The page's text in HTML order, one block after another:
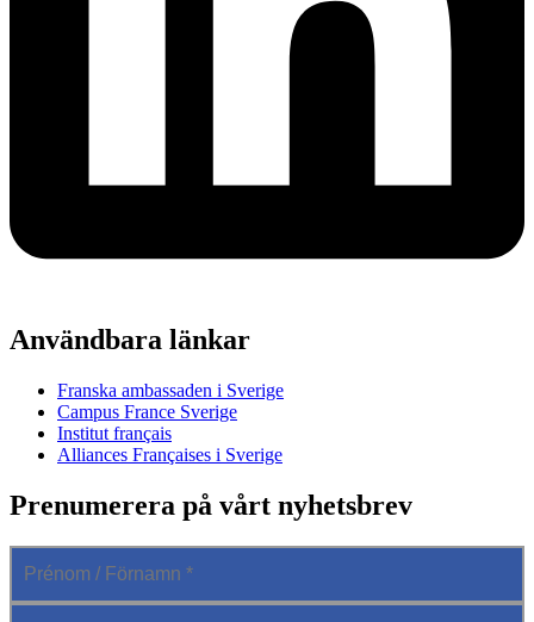
Användbara länkar
Franska ambassaden i Sverige
Campus France Sverige
Institut français
Alliances Françaises i Sverige
Prenumerera på vårt nyhetsbrev